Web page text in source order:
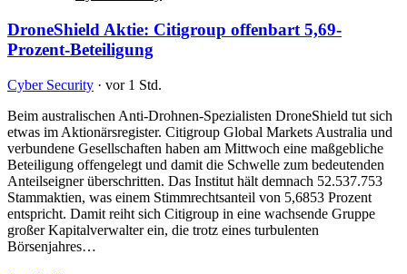
DroneShield Aktie: Citigroup offenbart 5,69-
Prozent-Beteiligung
Cyber Security · vor 1 Std.
Beim australischen Anti-Drohnen-Spezialisten DroneShield tut sich
etwas im Aktionärsregister. Citigroup Global Markets Australia und
verbundene Gesellschaften haben am Mittwoch eine maßgebliche
Beteiligung offengelegt und damit die Schwelle zum bedeutenden
Anteilseigner überschritten. Das Institut hält demnach 52.537.753
Stammaktien, was einem Stimmrechtsanteil von 5,6853 Prozent
entspricht. Damit reiht sich Citigroup in eine wachsende Gruppe
großer Kapitalverwalter ein, die trotz eines turbulenten
Börsenjahres…